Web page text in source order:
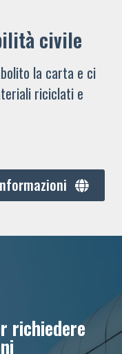
civile
la carta e ci
riciclati e
richiedere